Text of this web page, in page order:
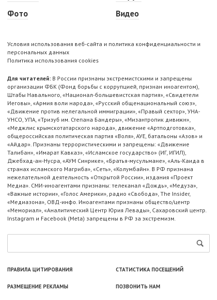
Фото
Видео
Условия использования веб-сайта и политика конфиденциальности и
персональных данных
Политика использования cookies
Для читателей: В России признаны экстремистскими и запрещены
организации ФБК (Фонд борьбы с коррупцией, признан иноагентом),
Штабы Навального, «Национал-большевистская партия», «Свидетели
Иеговы», «Армия воли народа», «Русский общенациональный союз»,
«Движение против нелегальной иммиграции», «Правый сектор», УНА-
УНСО, УПА, «Тризуб им. Степана Бандеры», «Мизантропик дивижн»,
«Меджлис крымскотатарского народа», движение «Артподготовка»,
общероссийская политическая партия «Воля», АУЕ, батальоны «Азов» и
«Айдар». Признаны террористическими и запрещены: «Движение
Талибан», «Имарат Кавказ», «Исламское государство» (ИГ, ИГИЛ),
Джебхад-ан-Нусра, «АУМ Синрике», «Братья-мусульмане», «Аль-Каида в
странах исламского Магриба», «Сеть», «Колумбайн». В РФ признана
нежелательной деятельность «Открытой России», издания «Проект
Медиа». СМИ-иноагентами признаны: телеканал «Дождь», «Медуза»,
«Важные истории», «Голос Америки», радио «Свобода», The Insider,
«Медиазона», ОВД-инфо. Иноагентами признаны общество/центр
«Мемориал», «Аналитический Центр Юрия Левады», Сахаровский центр.
Instagram и Facebook (Metа) запрещены в РФ за экстремизм.
ПРАВИЛА ЦИТИРОВАНИЯ СТАТИСТИКА ПОСЕЩЕНИЙ
РАЗМЕЩЕНИЕ РЕКЛАМЫ ПОЗВОНИТЬ НАМ